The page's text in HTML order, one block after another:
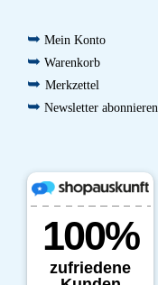
➥ Mein Konto
➥ Warenkorb
➥ Merkzettel
➥ Newsletter abonnieren